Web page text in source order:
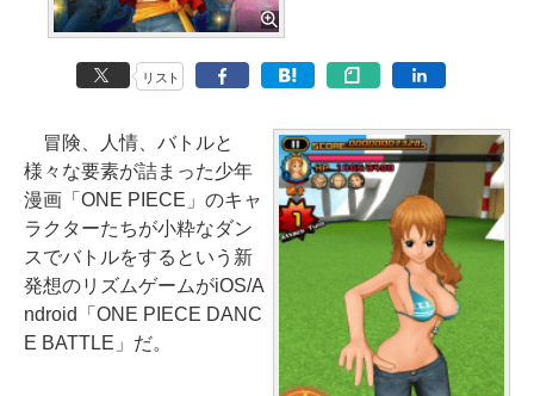
リスト
冒険、人情、バトルと
様々な要素が詰まった少年
漫画「ONE PIECE」のキャ
ラクターたちが小粋なダン
スでバトルをするという新
発想のリズムゲームがiOS/A
ndroid「ONE PIECE DANC
E BATTLE」だ。